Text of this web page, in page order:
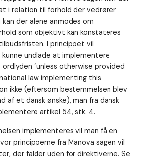
i relation til forhold der vedrører
der alene anmodes om
som objektivt kan konstateres
I princippet vil
undlade at implementere
“unless otherwise provided
law implementing this
ikke (eftersom bestemmelsen blev
af et dansk ønske), man fra dansk
artikel 54, stk. 4.
implementeres vil man få en
principperne fra Manova sagen vil
der falder uden for direktiverne. Se